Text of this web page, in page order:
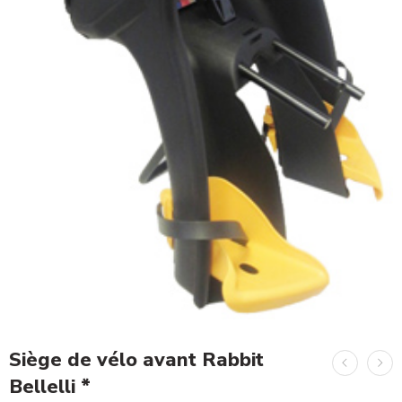
Siège de vélo avant Rabbit
Bellelli *